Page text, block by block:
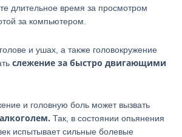
длительное время за просмотром
за компьютером.
и ушах, а также головокружение
слежение за быстро двигающими
и головную боль может вызвать
Так, в состоянии опьянения
испытывает сильные болевые